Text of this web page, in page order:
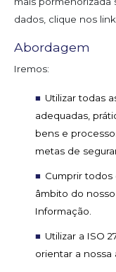
dados, clique nos
Abordagem
Iremos:
Utilizar todas
adequadas,
bens e
metas de
Cumprir todos
âmbito do
Informação.
Utilizar a ISO
orientar a nossa